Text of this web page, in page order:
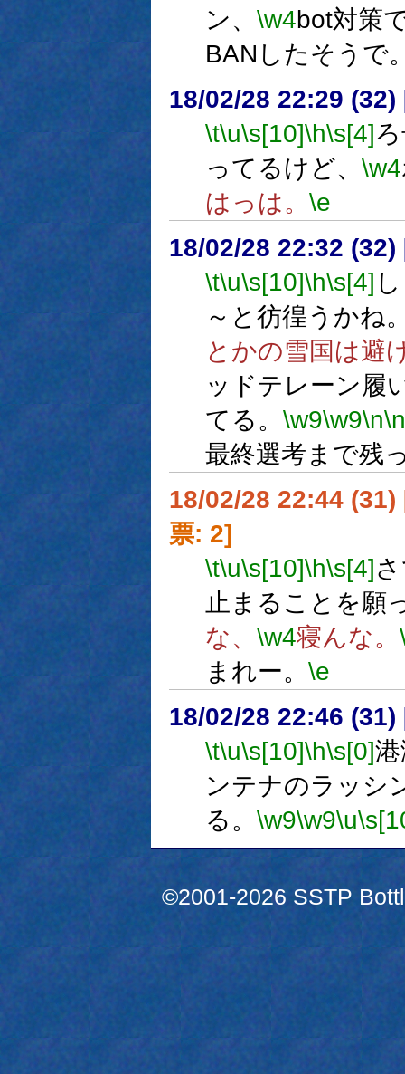
ン、 \w4bot対策
BANしたそうで
18/02/28 22:29 (32)
\t\u\s[10]\h\s[4]
ってるけど、 \w4
はっは。 \e
18/02/28 22:32 (32)
\t\u\s[10]\h\s[4]
～と彷徨うかね
とかの雪国は避
ッドテレーン履
てる。 \w9\w9\n\n
最終選考まで残
18/02/28 22:44 (31)
票: 2]
\t\u\s[10]\h\s[4]
止まることを願
な、 \w4寝んな。
まれー。 \e
18/02/28 22:46 (31)
\t\u\s[10]\h\s[0]
ンテナのラッシ
る。 \w9\w9\u
©2001-2026 SSTP